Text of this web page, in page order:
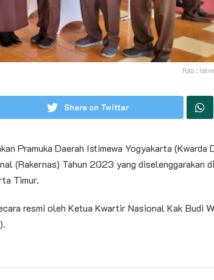
Foto :
Share on Twitter
Pramuka Daerah Istimewa Yogyakarta (Kwarda
(Rakernas) Tahun 2023 yang diselenggarakan di
Timur.
resmi oleh Ketua Kwartir Nasional Kak Budi